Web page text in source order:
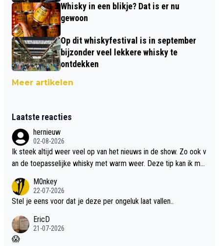
Whisky in een blikje? Dat is er nu
gewoon
Op dit whiskyfestival is in september
bijzonder veel lekkere whisky te
ontdekken
Meer artikelen
Laatste reacties
hernieuw
02-08-2026
Ik steek altijd weer veel op van het nieuws in de show. Zo ook v
an de toepasselijke whisky met warm weer. Deze tip kan ik met
M0nkey
22-07-2026
Stel je eens voor dat je deze per ongeluk laat vallen..
EricD
21-07-2026
😱